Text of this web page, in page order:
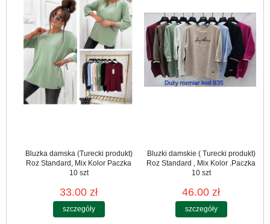
Bluzka damska (Turecki produkt)
Roz Standard, Mix Kolor Paczka
10 szt
33.00 zł
szczegóły
Bluzki damskie ( Turecki produkt)
Roz Standard , Mix Kolor .Paczka
10 szt
46.00 zł
szczegóły